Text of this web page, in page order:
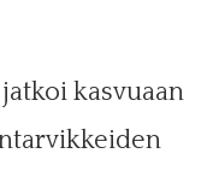
kasvuaan